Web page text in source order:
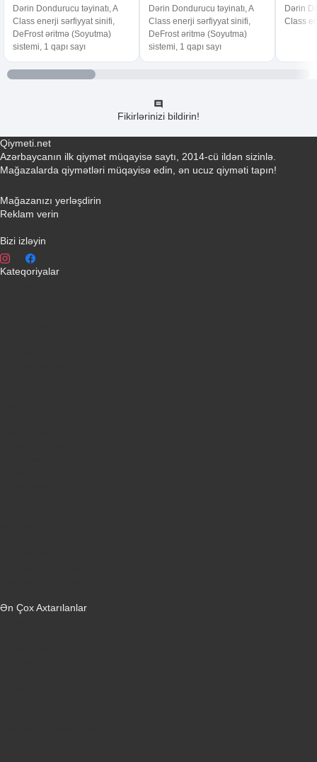
Dərin Dondurucu təyinatı, A
Class enerji sərfiyyat sinifi,
DeFrost əritmə (Soyutma)
sistemi, 1 qapı sayı
Dərin Dondurucu təyinatı, A
Class enerji sərfiyyat sinifi,
DeFrost əritmə (Soyutma)
sistemi, 1 qapı sayı
Dərin
Class
Fikirlərinizi bildirin!
Qiymeti.net
Azərbaycanın ilk qiymət müqayisə saytı, 2014-cü ildən sizinlə.
Mağazalarda qiymətləri müqayisə edin, ən ucuz qiyməti tapın!
Mağazanızı yerləşdirin
Reklam verin
Bizi izləyin
Kateqoriyalar
Ən Çox Axtarılanlar